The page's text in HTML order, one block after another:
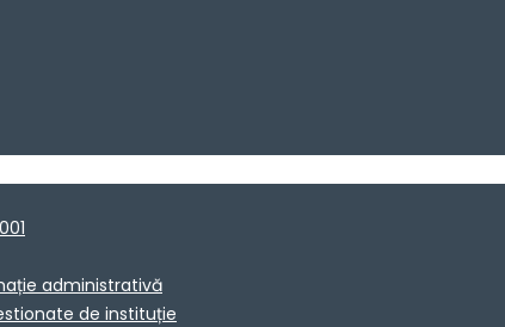
administrativă
de instituție